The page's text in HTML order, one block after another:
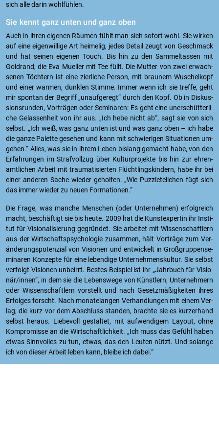
sich alle darin wohl­füh­len.
Sie kennt ganz unten und ganz oben
Auch in ihren ei­ge­nen Räu­men fühlt man sich so­fort wohl. Sie wir­ken
auf eine ei­gen­wil­li­ge Art hei­me­lig, jedes De­tail zeugt von Ge­schmack
und hat sei­nen ei­ge­nen Touch. Bis hin zu den Sam­mel­tas­sen mit
Gold­rand, die Eva Mu­el­ler mit Tee füllt. Die Mut­ter von zwei er­wach­
se­nen Töch­tern ist eine zier­li­che Per­son, mit brau­nem Wu­schel­kopf
und einer war­men, dunk­len Stim­me. Immer wenn ich sie tref­fe, geht
mir spon­tan der Be­griff „un­auf­ge­regt“ durch den Kopf. Ob in Dis­kus­
si­ons­run­den, Vor­trä­gen oder Se­mi­na­ren: Es geht eine un­er­schüt­ter­li­
che Ge­las­sen­heit von ihr aus. „Ich hebe nicht ab“, sagt sie von sich
selbst. „Ich weiß, was ganz unten ist und was ganz oben – ich habe
die ganze Pa­let­te ge­se­hen und kann mit schwie­ri­gen Si­tua­tio­nen um­
ge­hen.“ Alles, was sie in ihrem Leben bis­lang ge­macht habe, von den
Er­fah­run­gen im Straf­voll­zug über Kul­tur­pro­jek­te bis hin zur eh­ren­
amt­li­chen Ar­beit mit trau­ma­ti­sier­ten Flücht­lings­kin­dern, habe ihr bei
einer an­de­ren Sache wie­der ge­hol­fen. „Wie Puz­zle­teil­chen fügt sich
das immer wie­der zu neuen For­ma­tio­nen.“
Die Frage, was man­che Men­schen (oder Un­ter­neh­men) er­folg­reich
macht, be­schäf­tigt sie bis heute. 2009 hat die Kunst­ex­per­tin ihr In­sti­
tut für Vi­sio­na­li­sie­rung ge­grün­det. Sie ar­bei­tet mit Wis­sen­schaft­lern
aus der Wirt­schafts­psy­cho­lo­gie zu­sam­men, hält Vor­trä­ge zum Ver­
än­de­rungs­po­ten­zi­al von Vi­sio­nen und ent­wi­ckelt in Groß­grup­pen­se­
mi­na­ren Kon­zep­te für eine le­ben­di­ge Un­ter­neh­mens­kul­tur. Sie selbst
ver­folgt Vi­sio­nen un­be­irrt. Bes­tes Bei­spiel ist ihr „Jahr­buch für Vi­sio­
när/innen“, in dem sie die Le­bens­we­ge von Künst­lern, Un­ter­neh­mern
oder Wis­sen­schaft­lern vor­stellt und nach Ge­setz­mä­ßig­kei­ten ihres
Er­fol­ges forscht. Nach mo­na­te­lan­gen Ver­hand­lun­gen mit einem Ver­
lag, die kurz vor dem Ab­schluss stan­den, brach­te sie es kur­zer­hand
selbst her­aus. Lie­be­voll ge­stal­tet, mit auf­wen­di­gem Lay­out, ohne
Kom­pro­mis­se an die Wirt­schaft­lich­keit. „Ich muss das Ge­fühl haben
etwas Sinn­vol­les zu tun, etwas, das den Leu­ten nützt. Und so­lan­ge
ich von die­ser Ar­beit leben kann, blei­be ich dabei.“